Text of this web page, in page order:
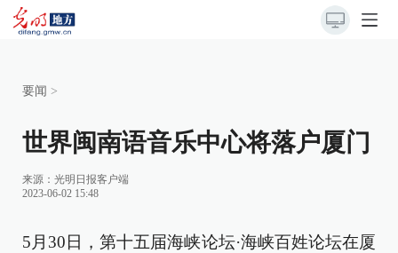
要闻 >
世界闽南语音乐中心将落户厦门
来源： 光明日报客户端
2023-06-02 15:48
5月30日，第十五届海峡论坛·海峡百姓论坛在厦